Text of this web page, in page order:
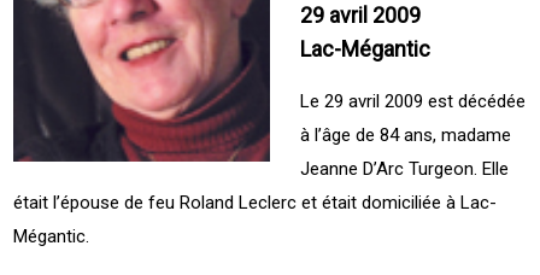
29 avril 2009
Lac-Mégantic
Le 29 avril 2009 est décédée
à l’âge de 84 ans, madame
Jeanne D’Arc Turgeon. Elle
était l’épouse de feu Roland Leclerc et était domiciliée à Lac-
Mégantic.